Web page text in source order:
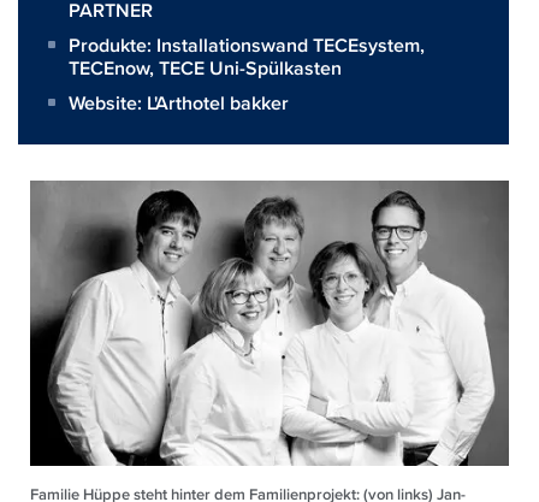
PARTNER
Produkte: Installationswand TECEsystem,
TECEnow,TECE Uni-Spülkasten
Website: L'Arthotel bakker
Familie Hüppe steht hinter dem Familienprojekt: (von links) Jan-